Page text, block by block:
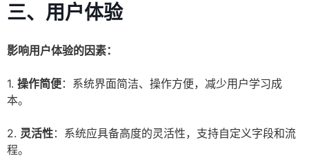
三、用户体验
影响用户体验的因素：
1. 操作简便：系统界面简洁、操作方便，减少用户学习成
本。
2. 灵活性：系统应具备高度的灵活性，支持自定义字段和流
程。